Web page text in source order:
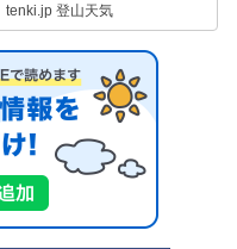
tenki.jp 登山天気